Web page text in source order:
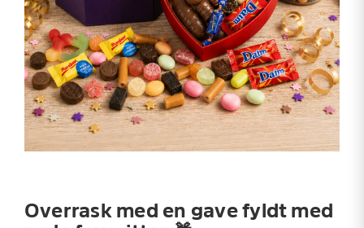
Overrask med en gave fyldt med